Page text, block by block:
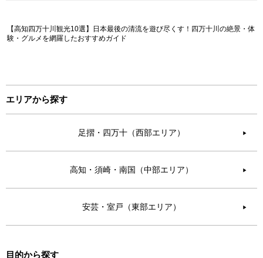
【高知四万十川観光10選】日本最後の清流を遊び尽くす！四万十川の絶景・体
験・グルメを網羅したおすすめガイド
エリアから探す
足摺・四万十（西部エリア） ▶︎
高知・須崎・南国（中部エリア） ▶︎
安芸・室戸（東部エリア） ▶︎
目的から探す